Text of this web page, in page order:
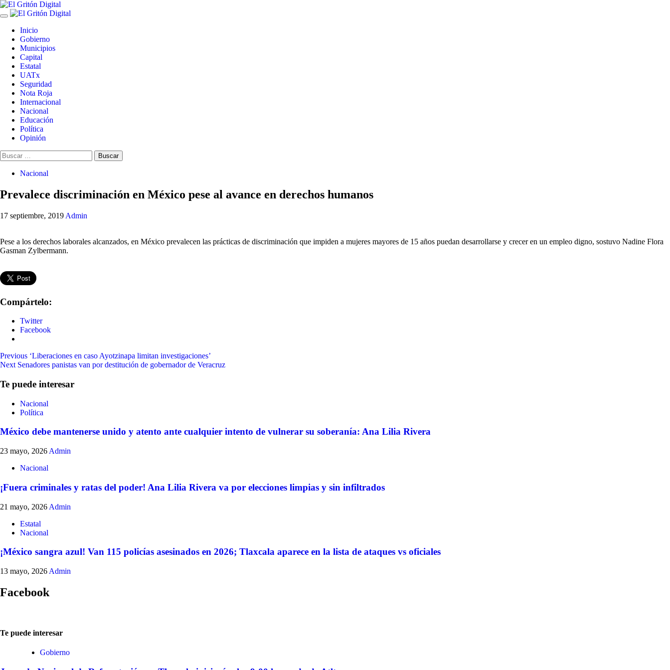
Skip
to
Primary
Inicio
Gobierno
Municipios
Capital
Estatal
UATx
Seguridad
Nota Roja
Internacional
Nacional
Educación
Política
Opinión
Buscar:
Nacional
Prevalece discriminación en México pese al avance en derechos humanos
17 septiembre, 2019 Admin
Pese a los derechos laborales alcanzados, en México prevalecen las prácticas de discriminación que impiden a mujeres mayores de 15 años puedan desarrollarse y crecer en un empleo digno, sostuvo Nadine Flora
Gasman Zylbermann.
Compártelo:
Twitter
Facebook
Continue
Reading
Previous ‘Liberaciones en caso Ayotzinapa limitan investigaciones’
Next Senadores panistas van por destitución de gobernador de Veracruz
Te puede interesar
Nacional
Política
México debe mantenerse unido y atento ante cualquier intento de vulnerar su soberanía: Ana Lilia Rivera
23 mayo, 2026 Admin
Nacional
¡Fuera criminales y ratas del poder! Ana Lilia Rivera va por elecciones limpias y sin infiltrados
21 mayo, 2026 Admin
Estatal
Nacional
¡México sangra azul! Van 115 policías asesinados en 2026; Tlaxcala aparece en la lista de ataques vs oficiales
13 mayo, 2026 Admin
Facebook
Te puede interesar
Gobierno